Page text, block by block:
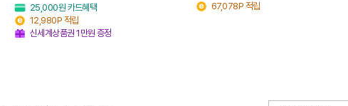
25,000원 카드혜택
12,980P 적립
신세계상품권 1만원 증정
67,078P 적립